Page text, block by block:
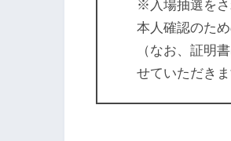
※入場抽選をさ
本人確認のた
（なお、証明
せていただきま